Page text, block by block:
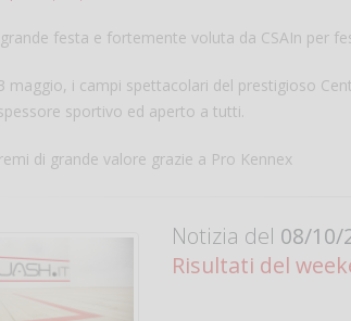
festa e fortemente voluta da CSAIn per
maggio, i campi spettacolari del prestigioso
sportivo ed aperto a tutti.
di grande valore grazie a Pro Kennex
Notizia del 08/10/
Risultati del